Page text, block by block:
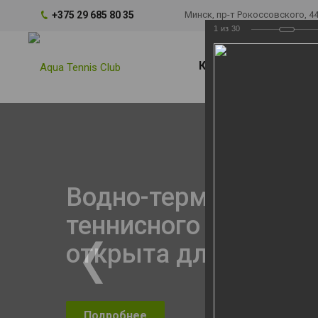
+375 29 685 80 35 Минск, пр-т Рокоссовского,
Корты
Водно-термальная
теннисного центра
открыта для
1 из 30